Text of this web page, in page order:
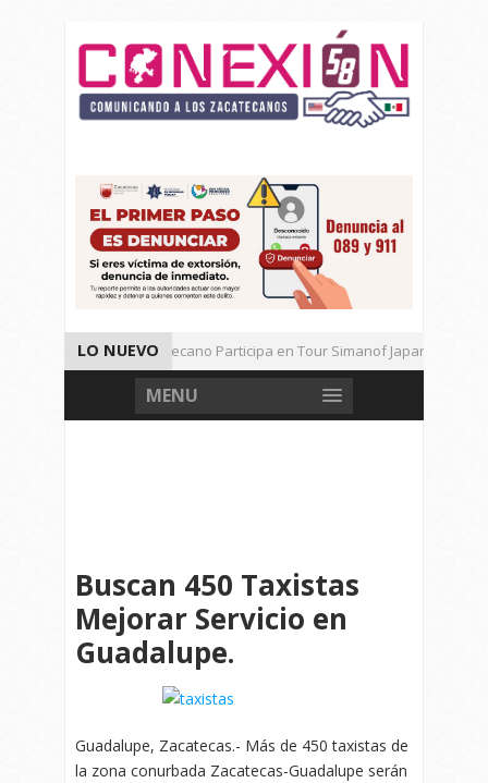
LO NUEVO
Universitario Zacatecano Participa en Tour Simanof Japan 2026
Implementa SAMA Estrategia de Reciclaje con Empresa PetStar
MENU
Buscan 450 Taxistas
Mejorar Servicio en
Guadalupe.
Guadalupe, Zacatecas.- Más de 450 taxistas de
la zona conurbada Zacatecas-Guadalupe serán